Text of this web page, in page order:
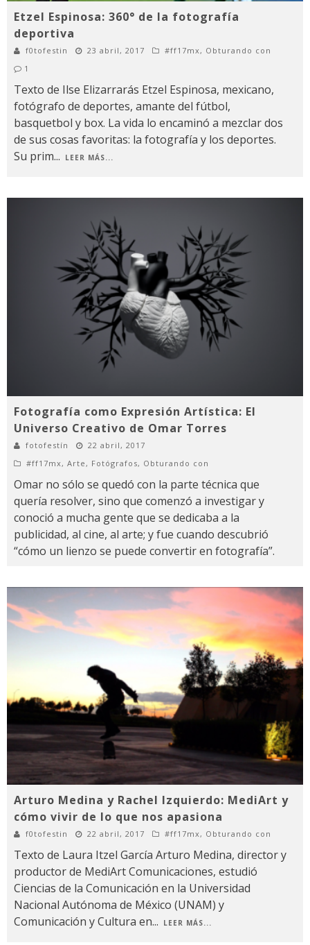
Etzel Espinosa: 360° de la fotografía
deportiva
f0tofestin 23 abril, 2017 #ff17mx, Obturando con
1
Texto de Ilse Elizarrarás Etzel Espinosa, mexicano,
fotógrafo de deportes, amante del fútbol,
basquetbol y box. La vida lo encaminó a mezclar dos
de sus cosas favoritas: la fotografía y los deportes.
Su prim... LEER MÁS...
Fotografía como Expresión Artística: El
Universo Creativo de Omar Torres
fotofestín
22 abril, 2017
#ff17mx , Arte , Fotógrafos, Obturando con
Omar no sólo se quedó con la parte técnica que
quería resolver, sino que comenzó a investigar y
conoció a mucha gente que se dedicaba a la
publicidad, al cine, al arte; y fue cuando descubrió
“cómo un lienzo se puede convertir en fotografía”.
Arturo Medina y Rachel Izquierdo: MediArt y
cómo vivir de lo que nos apasiona
f0tofestin 22 abril, 2017 #ff17mx , Obturando con
Texto de Laura Itzel García Arturo Medina, director y
productor de MediArt Comunicaciones, estudió
Ciencias de la Comunicación en la Universidad
Nacional Autónoma de México (UNAM) y
Comunicación y Cultura en... LEER MÁS...